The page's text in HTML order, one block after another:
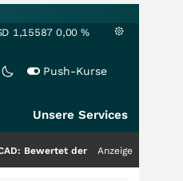
1,15587 0,00 %
Push-Kurse
Unsere Services
der Markt noch immer nur die
Anzeige